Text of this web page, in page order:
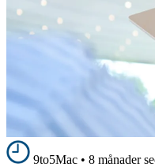
9to5Mac • 8 månader